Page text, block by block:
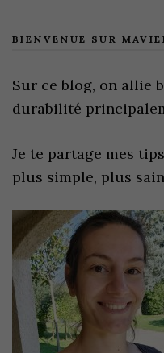
BIENVENUE SUR
Sur ce blog, on allie
durabilité
Je te partage mes
plus simple, plus